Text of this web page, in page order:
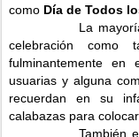
como Día de Todos
La mayoría de
celebración
fulminantemente
usuarias y alguna
recuerdan en su
calabazas para
También era